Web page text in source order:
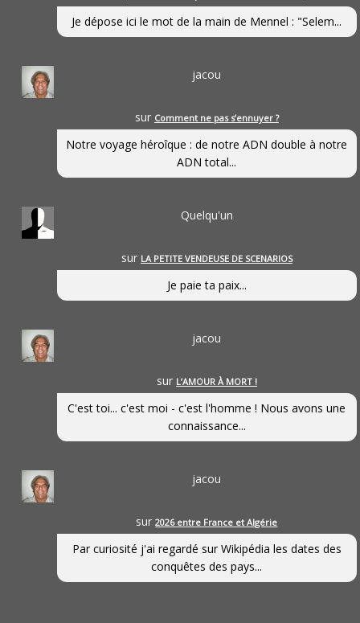
Je dépose ici le mot de la main de Mennel : "Selem...
jacou
sur Comment ne pas s’ennuyer ?
Notre voyage héroîque : de notre ADN double à notre
ADN total...
Quelqu'un
sur LA PETITE VENDEUSE DE SCENARIOS
Je paie ta paix...
jacou
sur L’AMOUR À MORT !
C'est toi... c'est moi - c'est l'homme ! Nous avons une
connaissance...
jacou
sur2026 entre France et Algérie
Par curiosité j'ai regardé sur Wikipédia les dates des
conquêtes des pays...